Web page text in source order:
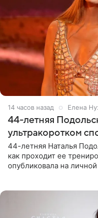
14 часов назад Елена
44-летняя
ультракоротком
44-летняя Наталья
как проходит ее
опубликовала на